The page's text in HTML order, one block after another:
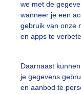
we met de
wanneer je een
gebruik van onze
en apps te
Daarnaast
je gegevens
en aanbod te
#natuur
vragen